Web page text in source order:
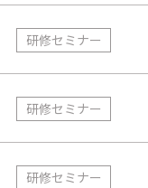
研修セミナー
研修セミナー
研修セミナー